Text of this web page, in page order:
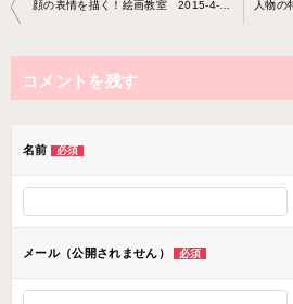
稿
ナ
ビ
ョ
ン
顔の表情を描く！絵画教室 2015-4-3-no0001-0011
コメントを残す
名前 必須
メール（公開されません） 必須